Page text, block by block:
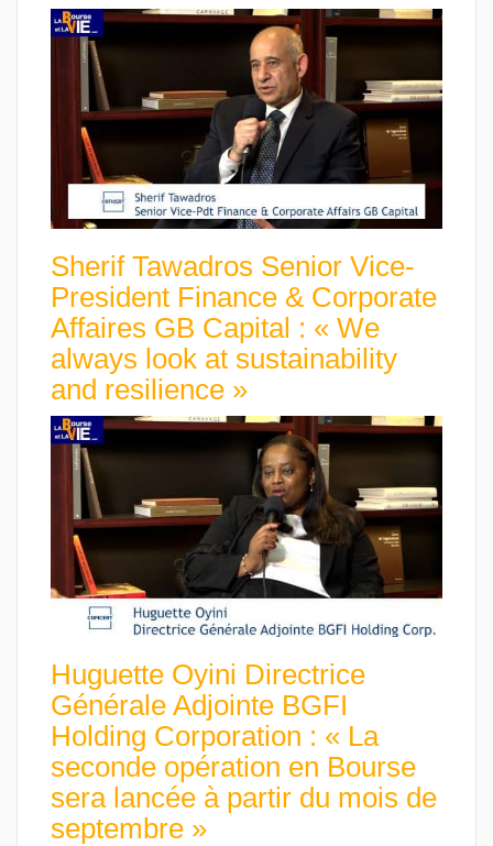
Sherif Tawadros Senior Vice-
President Finance & Corporate
Affaires GB Capital : « We
always look at sustainability
and resilience »
Huguette Oyini Directrice
Générale Adjointe BGFI
Holding Corporation : « La
seconde opération en Bourse
sera lancée à partir du mois de
septembre »